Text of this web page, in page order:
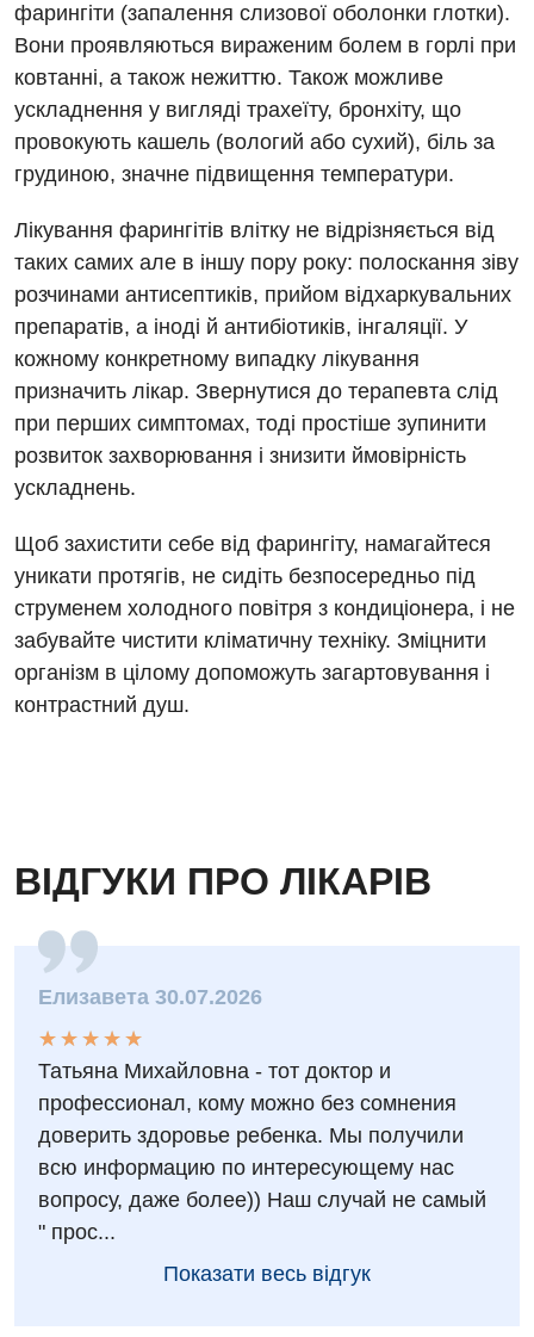
Безоплатні послуги
Вакцинація
Відділення інтенсивної терапії
Відділення кардіосудинної патології та неврології
Гастроентерологія
Гінекологічне відділення
Денний стаціонар
Дерматовенерологія
Дієтологія
Ендокринологія
Кардіологія
Кардіохірургія
Мамологія
Медична психологія
Оториноларингологія
Офтальмологічне відділення
Педіатричне відділення
Пульмонологія
Судинна хірургія
Терапевтичне відділення
Терапія
Урологічне відділення
Хірургічне відділення
Швидка медична допомога
фарингіти (запалення слизової оболонки глотки).
Вони проявляються вираженим болем в горлі при
ковтанні, а також нежиттю. Також можливе
ускладнення у вигляді трахеїту, бронхіту, що
провокують кашель (вологий або сухий), біль за
грудиною, значне підвищення температури.
Лікування фарингітів влітку не відрізняється від
таких самих але в іншу пору року: полоскання зіву
розчинами антисептиків, прийом відхаркувальних
препаратів, а іноді й антибіотиків, інгаляції. У
кожному конкретному випадку лікування
призначить лікар. Звернутися до терапевта слід
при перших симптомах, тоді простіше зупинити
розвиток захворювання і знизити ймовірність
ускладнень.
Щоб захистити себе від фарингіту, намагайтеся
уникати протягів, не сидіть безпосередньо під
струменем холодного повітря з кондиціонера, і не
забувайте чистити кліматичну техніку. Зміцнити
організм в цілому допоможуть загартовування і
контрастний душ.
ВІДГУКИ ПРО ЛІКАРІВ
Елизавета 30.07.2026
★
★
★
★
★
★ ★ ★ ★ ★
Татьяна Михайловна - тот доктор и
профессионал, кому можно без сомнения
доверить здоровье ребенка. Мы получили
всю информацию по интересующему нас
вопросу, даже более)) Наш случай не самый
" прос...
Показати весь відгук